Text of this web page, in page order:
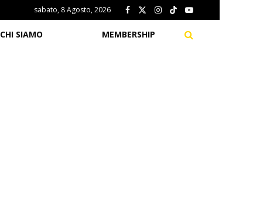
sabato, 8 Agosto, 2026
CHI SIAMO MEMBERSHIP